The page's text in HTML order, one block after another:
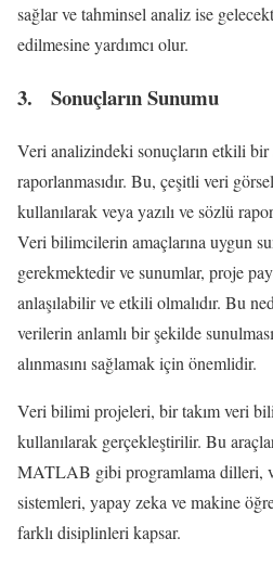
sağlar ve tahminsel analiz ise
edilmesine yardımcı olur.
3. Sonuçların Sunumu
Veri analizindeki sonuçların etkili bir
raporlanmasıdır. Bu, çeşitli veri
kullanılarak veya yazılı ve sözlü
Veri bilimcilerin amaçlarına uygun
gerekmektedir ve sunumlar, proje
anlaşılabilir ve etkili olmalıdır. Bu
verilerin anlamlı bir şekilde
alınmasını sağlamak için önemlidir.
Veri bilimi projeleri, bir takım veri
kullanılarak gerçekleştirilir. Bu
MATLAB gibi programlama dilleri,
sistemleri, yapay zeka ve makine
farklı disiplinleri kapsar.